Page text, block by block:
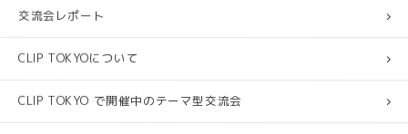
交流会レポート
CLIP TOKYOについて
CLIP TOKYO で開催中のテーマ型交流会